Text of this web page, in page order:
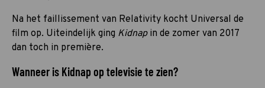
Na het faillissement van Relativity kocht Universal de
film op. Uiteindelijk ging Kidnap in de zomer van 2017
dan toch in première.
Wanneer is Kidnap op televisie te zien?